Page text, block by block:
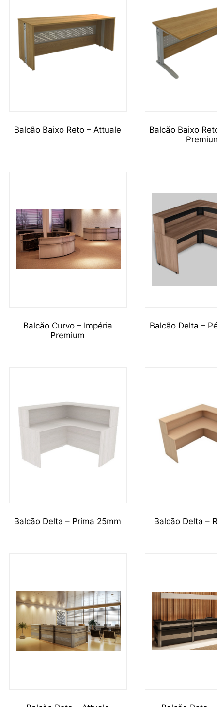
Balcão Baixo Reto – Attuale
Balcão Baixo
Balcão Curvo – Impéria
Premium
Balcão Delta –
Balcão Delta – Prima 25mm Balcão Delta –